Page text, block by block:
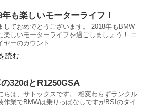
年も楽しいモーターライフ！
しておめでとうございます。 2018年もBMW
楽しいモーターライフを過ごしましょう！ ニ
ヤーのカウント...
読む
320dとR1250GSA
ちは、サトックスです。 相変わらずランクル
作業でBMWは乗りっぱなしですがBSIのタイ